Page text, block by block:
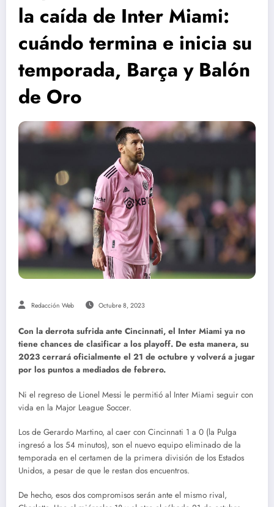
la caída de Inter Miami:
cuándo termina e inicia su
temporada, Barça y Balón
de Oro
Redacción Web Octubre 8, 2023
Con la derrota sufrida ante Cincinnati, el Inter Miami ya no
tiene chances de clasificar a los playoff. De esta manera, su
2023 cerrará oficialmente el 21 de octubre y volverá a jugar
por los puntos a mediados de febrero.
Ni el regreso de Lionel Messi le permitió al Inter Miami seguir con
vida en la Major League Soccer.
Los de Gerardo Martino, al caer con Cincinnati 1 a 0 (la Pulga
ingresó a los 54 minutos), son el nuevo equipo eliminado de la
temporada en el certamen de la primera división de los Estados
Unidos, a pesar de que le restan dos encuentros.
De hecho, esos dos compromisos serán ante el mismo rival,